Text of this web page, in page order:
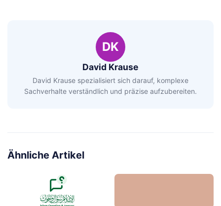
DK
David Krause
David Krause spezialisiert sich darauf, komplexe
Sachverhalte verständlich und präzise aufzubereiten.
Ähnliche Artikel